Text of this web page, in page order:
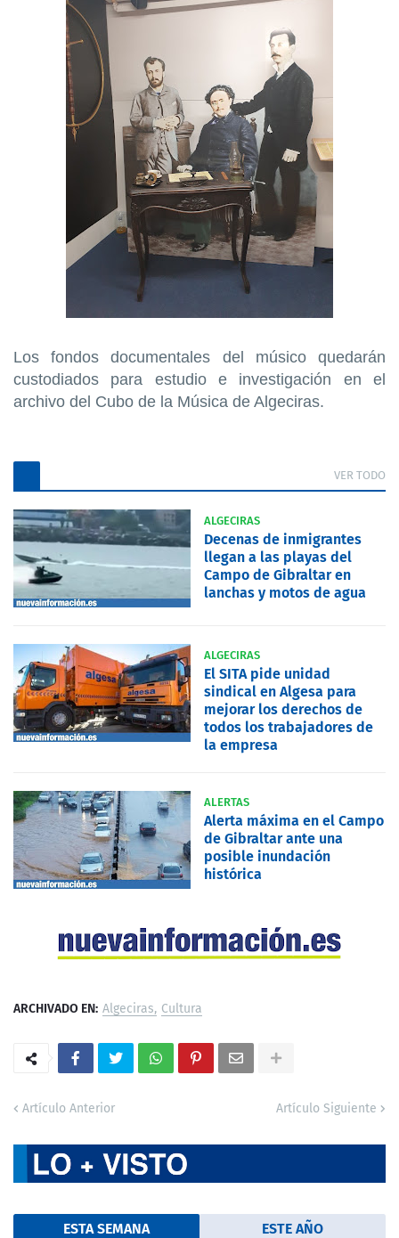
Los fondos documentales del músico quedarán
custodiados para estudio e investigación en el
archivo del Cubo de la Música de Algeciras.
VER TODO
ALGECIRAS
Decenas de inmigrantes
llegan a las playas del
Campo de Gibraltar en
lanchas y motos de agua
ALGECIRAS
El SITA pide unidad
sindical en Algesa para
mejorar los derechos de
todos los trabajadores de
la empresa
ALERTAS
Alerta máxima en el Campo
de Gibraltar ante una
posible inundación
histórica
ARCHIVADO EN: Algeciras Cultura
Artículo Anterior Artículo Siguiente
ESTA SEMANA ESTE AÑO